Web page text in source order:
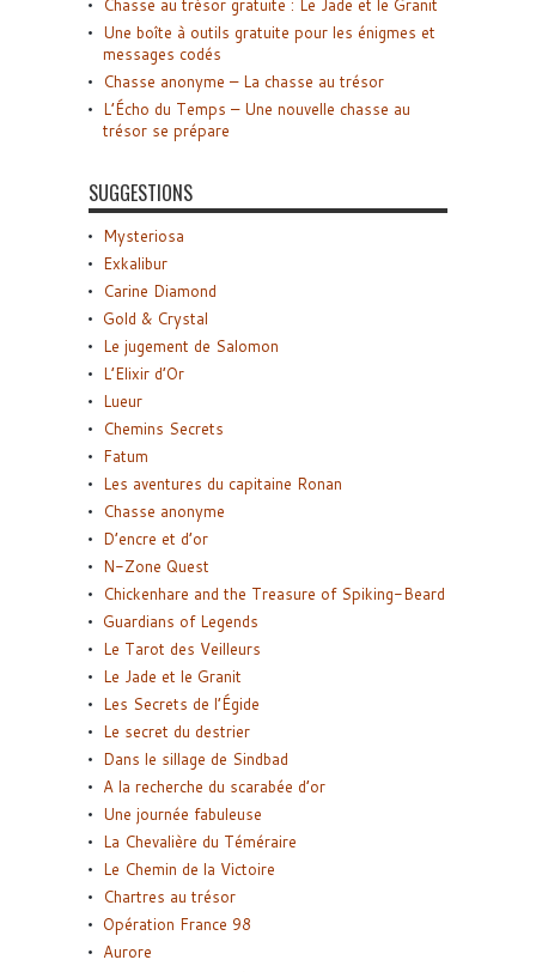
Chasse au trésor gratuite : Le Jade et le Granit
Une boîte à outils gratuite pour les énigmes et
messages codés
Chasse anonyme – La chasse au trésor
L’Écho du Temps – Une nouvelle chasse au
trésor se prépare
SUGGESTIONS
Mysteriosa
Exkalibur
Carine Diamond
Gold & Crystal
Le jugement de Salomon
L’Elixir d’Or
Lueur
Chemins Secrets
Fatum
Les aventures du capitaine Ronan
Chasse anonyme
D’encre et d’or
N-Zone Quest
Chickenhare and the Treasure of Spiking-Beard
Guardians of Legends
Le Tarot des Veilleurs
Le Jade et le Granit
Les Secrets de l’Égide
Le secret du destrier
Dans le sillage de Sindbad
A la recherche du scarabée d’or
Une journée fabuleuse
La Chevalière du Téméraire
Le Chemin de la Victoire
Chartres au trésor
Opération France 98
Aurore